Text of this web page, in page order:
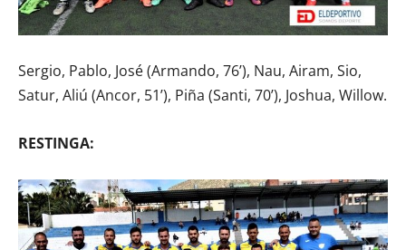
Sergio, Pablo, José (Armando, 76’), Nau, Airam, Sio,
Satur, Aliú (Ancor, 51’), Piña (Santi, 70’), Joshua, Willow.
RESTINGA: